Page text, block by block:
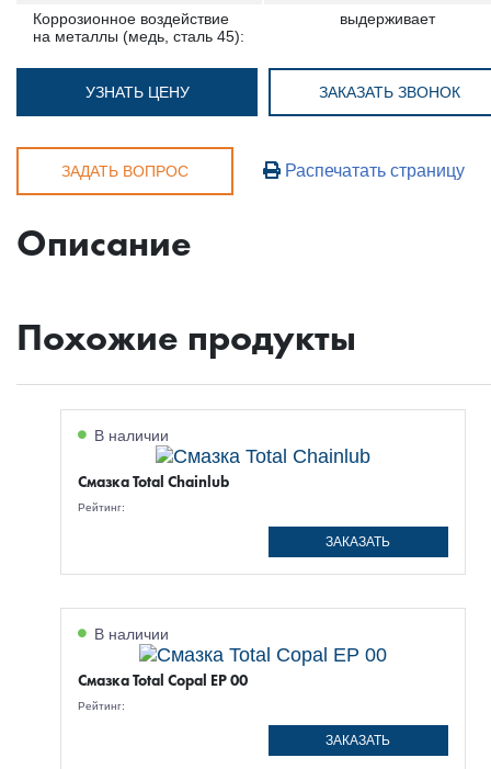
Коррозионное воздействие
на металлы (медь, сталь 45):
выдерживает
УЗНАТЬ ЦЕНУ ЗАКАЗАТЬ ЗВОНОК
ЗАДАТЬ ВОПРОС Распечатать страницу
Описание
Похожие продукты
В наличии
Смазка Total Chainlub
Рейтинг:
ЗАКАЗАТЬ
В наличии
Смазка Total Copal EP 00
Рейтинг:
ЗАКАЗАТЬ